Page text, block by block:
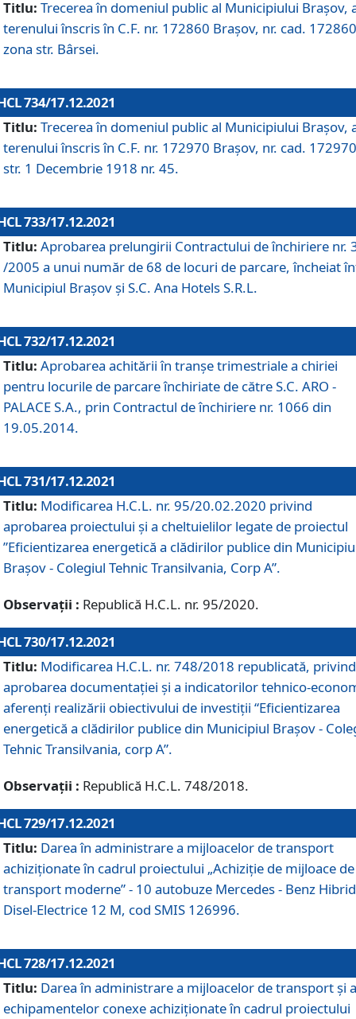
Titlu: Trecerea în domeniul public al Municipiului Braşov,
terenului înscris în C.F. nr. 172860 Brașov, nr. cad.
zona str. Bârsei.
734/17.12.2021
Titlu: Trecerea în domeniul public al Municipiului Braşov,
terenului înscris în C.F. nr. 172970 Brașov, nr. cad.
str. 1 Decembrie 1918 nr. 45.
733/17.12.2021
Titlu: Aprobarea prelungirii Contractului de închiriere nr.
/2005 a unui număr de 68 de locuri de parcare, încheiat
Municipiul Braşov şi S.C. Ana Hotels S.R.L.
732/17.12.2021
Titlu: Aprobarea achitării în tranșe trimestriale a chiriei
pentru locurile de parcare închiriate de către S.C. ARO -
PALACE S.A., prin Contractul de închiriere nr. 1066 din
19.05.2014.
731/17.12.2021
Titlu: Modificarea H.C.L. nr. 95/20.02.2020 privind
aprobarea proiectului și a cheltuielilor legate de proiectul
”Eficientizarea energetică a clădirilor publice din
Brașov - Colegiul Tehnic Transilvania, Corp A”.
Observații : Republică H.C.L. nr. 95/2020.
730/17.12.2021
Titlu: Modificarea H.C.L. nr. 748/2018 republicată, privind
aprobarea documentației și a indicatorilor tehnico-
aferenți realizării obiectivului de investiții “Eficientizarea
energetică a clădirilor publice din Municipiul Brașov -
Tehnic Transilvania, corp A”.
Observații : Republică H.C.L. 748/2018.
729/17.12.2021
Titlu: Darea în administrare a mijloacelor de transport
achiziționate în cadrul proiectului „Achiziţie de mijloace de
transport moderne” - 10 autobuze Mercedes - Benz Hibrid
Disel-Electrice 12 M, cod SMIS 126996.
728/17.12.2021
Titlu: Darea în administrare a mijloacelor de transport și a
echipamentelor conexe achiziționate în cadrul proiectului